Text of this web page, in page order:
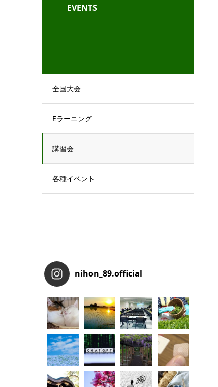
EVENTS
全国大会
Eラーニング
講習会
各種イベント
nihon_89.official